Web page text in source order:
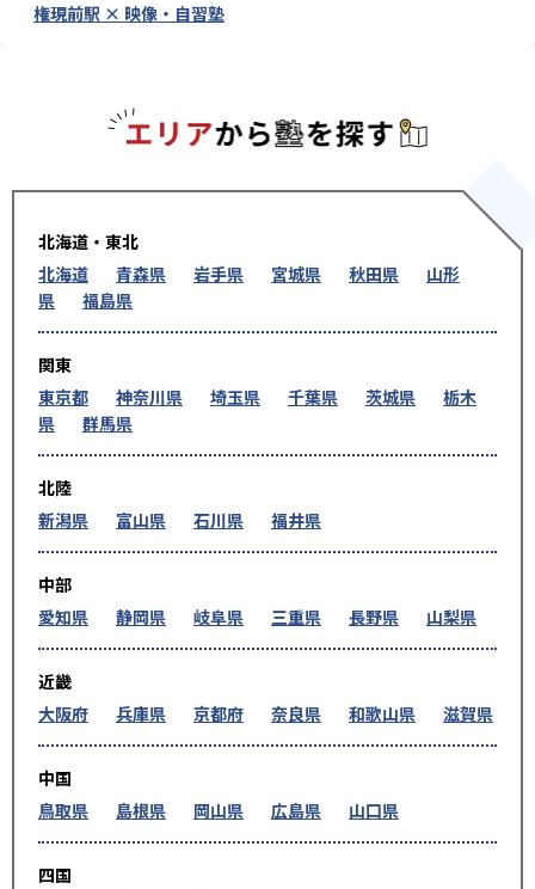
権現前駅 × 映像・自習塾
北海道・東北
北海道
青森県 岩手県 宮城県 秋田県
山形
県
福島県
関東
東京都
神奈川県 埼玉県 千葉県 茨城県
栃木
県
群馬県
北陸
新潟県
富山県 石川県 福井県
中部
愛知県
静岡県 岐阜県 三重県 長野県 山梨県
近畿
大阪府
兵庫県 京都府 奈良県 和歌山県 滋賀県
中国
鳥取県
島根県 岡山県 広島県 山口県
四国